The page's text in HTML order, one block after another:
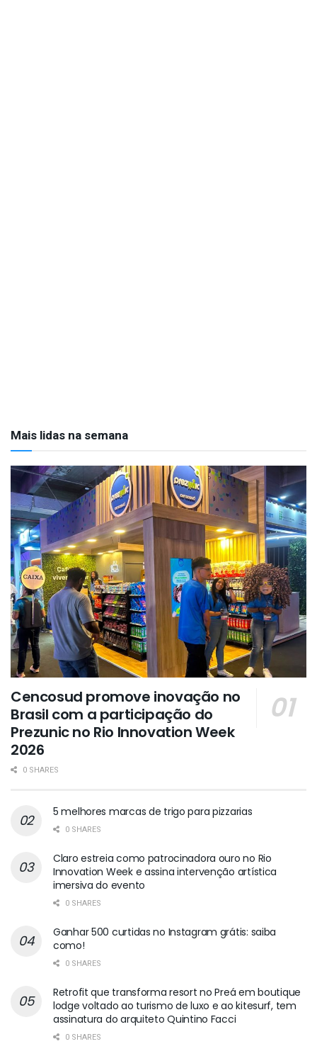
Mais lidas na semana
Cencosud promove inovação no
Brasil com a participação do
Prezunic no Rio Innovation Week
2026
0 SHARES
5 melhores marcas de trigo para pizzarias
0 SHARES
Claro estreia como patrocinadora ouro no Rio
Innovation Week e assina intervenção artística
imersiva do evento
0 SHARES
Ganhar 500 curtidas no Instagram grátis: saiba
como!
0 SHARES
Retrofit que transforma resort no Preá em boutique
lodge voltado ao turismo de luxo e ao kitesurf, tem
assinatura do arquiteto Quintino Facci
0 SHARES